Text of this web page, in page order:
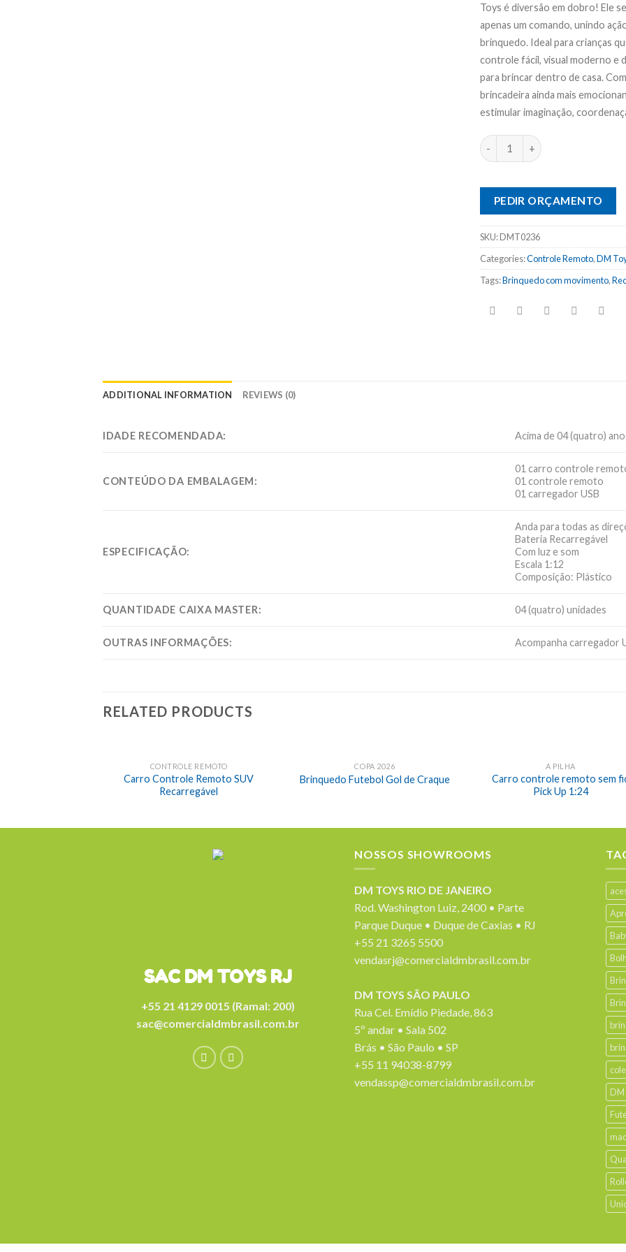
Toys é diversão em dobro! Ele
apenas um comando, unindo
brinquedo. Ideal para crianças
controle fácil, visual moderno e
para brincar dentro de casa.
brincadeira ainda mais
estimular imaginação,
PEDIR ORÇAMENTO
SKU:DMT0236
Categories:Controle Remoto,DM
Tags:Brinquedo com movimento,
ADDITIONAL INFORMATION REVIEWS (0)
IDADE RECOMENDADA: Acima de 04 (quatro)
CONTEÚDO DA EMBALAGEM:
01 carro controle
01 controle remoto
01 carregador USB
ESPECIFICAÇÃO:
Anda para todas as
Bateria Recarregável
Com luz e som
Escala 1:12
Composição: Plástico
QUANTIDADE CAIXA MASTER: 04 (quatro) unidades
OUTRAS INFORMAÇÕES: Acompanha carregador
RELATED PRODUCTS
CONTROLE REMOTO
Carro Controle Remoto SUV
Recarregável
COPA 2026
Brinquedo Futebol Gol de Craque
A PILHA
Carro controle remoto sem
Pick Up 1:24
SAC DM TOYS RJ
+55 21 4129 0015 (Ramal: 200)
sac@comercialdmbrasil.com.br
NOSSOS SHOWROOMS
DM TOYS RIO DE JANEIRO
Rod. Washington Luiz, 2400 • Parte
Parque Duque • Duque de Caxias • RJ
+55 21 3265 5500
vendasrj@comercialdmbrasil.com.br
DM TOYS SÃO PAULO
Rua Cel. Emídio Piedade, 863
5º andar • Sala 502
Brás • São Paulo • SP
+55 11 94038-8799
vendassp@comercialdmbrasil.com.br
DM